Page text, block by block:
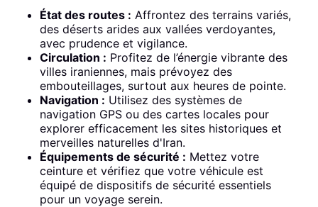
État des routes : Affrontez des terrains variés,
des déserts arides aux vallées verdoyantes,
avec prudence et vigilance.
Circulation : Profitez de l’énergie vibrante des
villes iraniennes, mais prévoyez des
embouteillages, surtout aux heures de pointe.
Navigation : Utilisez des systèmes de
navigation GPS ou des cartes locales pour
explorer efficacement les sites historiques et
merveilles naturelles d'Iran.
Équipements de sécurité : Mettez votre
ceinture et vérifiez que votre véhicule est
équipé de dispositifs de sécurité essentiels
pour un voyage serein.